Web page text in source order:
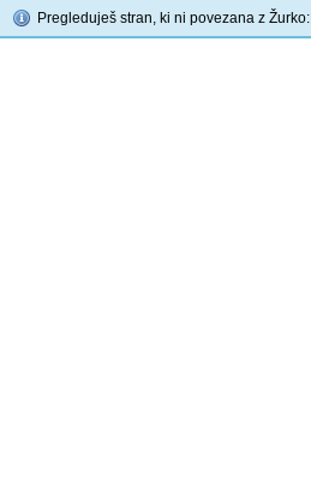
Pregleduješ stran, ki ni povezana z Žurko: